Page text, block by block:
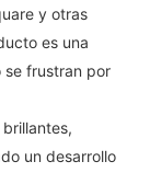
y otras
es una
se frustran por
un desarrollo